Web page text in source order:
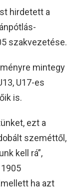
hirdetett a
szakvezetése.
mintegy
U17-es
is.
ezt a
szeméttől,
kell rá”,
ha azt